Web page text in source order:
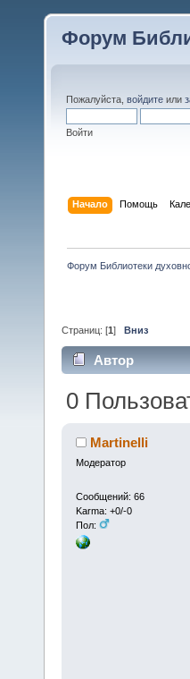
Форум
Пожалуйста, войдите или
Войти
Начало Помощь
Форум Библиотеки
Страниц: [1 ] Вниз
Автор
0
Martinelli
Модератор
Сообщений: 66
Karma: +0/-0
Пол: